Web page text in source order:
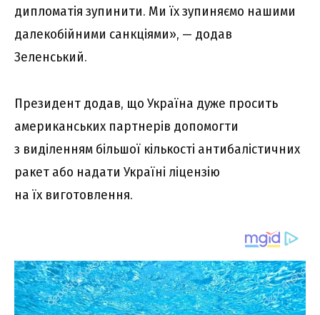
дипломатія зупинити. Ми їх зупиняємо нашими
далекобійними санкціями», — додав
Зеленський.
Президент додав, що Україна дуже просить
американських партнерів допомогти
з виділенням більшої кількості антибалістичних
ракет або надати Україні ліцензію
на їх виготовлення.